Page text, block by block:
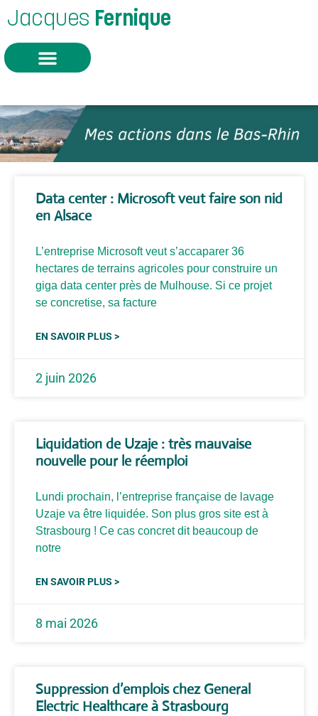
Jacques Fernique
Data center : Microsoft veut faire son nid
en Alsace
L’entreprise Microsoft veut s’accaparer 36
hectares de terrains agricoles pour construire un
giga data center près de Mulhouse. Si ce projet
se concretise, sa facture
EN SAVOIR PLUS >
2 juin 2026
Liquidation de Uzaje : très mauvaise
nouvelle pour le réemploi
Lundi prochain, l’entreprise française de lavage
Uzaje va être liquidée. Son plus gros site est à
Strasbourg ! Ce cas concret dit beaucoup de
notre
EN SAVOIR PLUS >
8 mai 2026
Suppression d’emplois chez General
Electric Healthcare à Strasbourg